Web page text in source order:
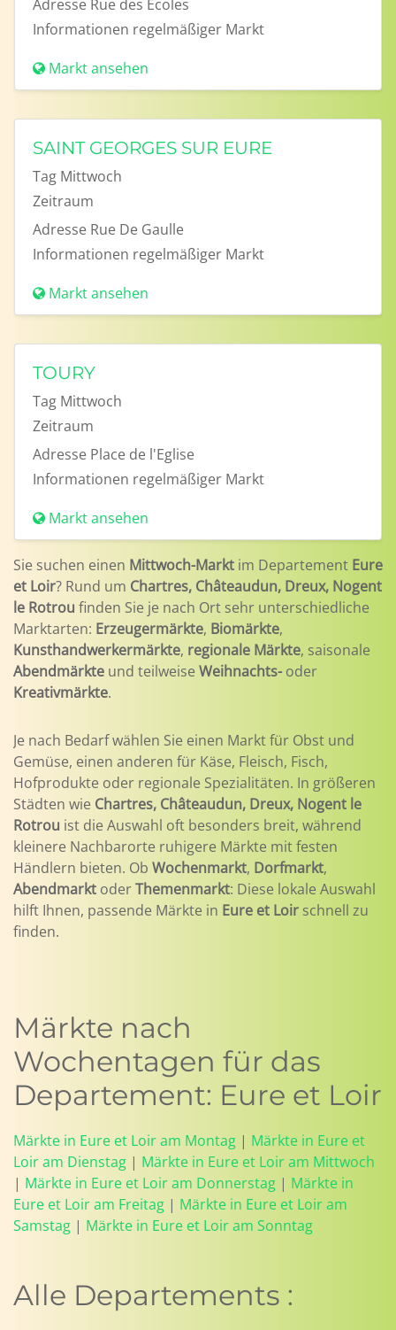
Adresse Rue des Ecoles
Informationen regelmäßiger Markt
Markt ansehen
SAINT GEORGES SUR EURE
Tag Mittwoch
Zeitraum
Adresse Rue De Gaulle
Informationen regelmäßiger Markt
Markt ansehen
TOURY
Tag Mittwoch
Zeitraum
Adresse Place de l'Eglise
Informationen regelmäßiger Markt
Markt ansehen
Sie suchen einen Mittwoch-Markt im Departement Eure
et Loir? Rund um Chartres, Châteaudun, Dreux, Nogent
le Rotrou finden Sie je nach Ort sehr unterschiedliche
Marktarten: Erzeugermärkte, Biomärkte,
Kunsthandwerkermärkte, regionale Märkte, saisonale
Abendmärkte und teilweise Weihnachts- oder
Kreativmärkte.
Je nach Bedarf wählen Sie einen Markt für Obst und
Gemüse, einen anderen für Käse, Fleisch, Fisch,
Hofprodukte oder regionale Spezialitäten. In größeren
Städten wie Chartres, Châteaudun, Dreux, Nogent le
Rotrou ist die Auswahl oft besonders breit, während
kleinere Nachbarorte ruhigere Märkte mit festen
Händlern bieten. Ob Wochenmarkt, Dorfmarkt,
Abendmarkt oderThemenmarkt: Diese lokale Auswahl
hilft Ihnen, passende Märkte in Eure et Loir schnell zu
finden.
Märkte nach
Wochentagen für das
Departement: Eure et Loir
Märkte in Eure et Loir am Montag | Märkte in Eure et
Loir am Dienstag | Märkte in Eure et Loir am Mittwoch
| Märkte in Eure et Loir am Donnerstag | Märkte in
Eure et Loir am Freitag | Märkte in Eure et Loir am
Samstag | Märkte in Eure et Loir am Sonntag
Alle Departements :